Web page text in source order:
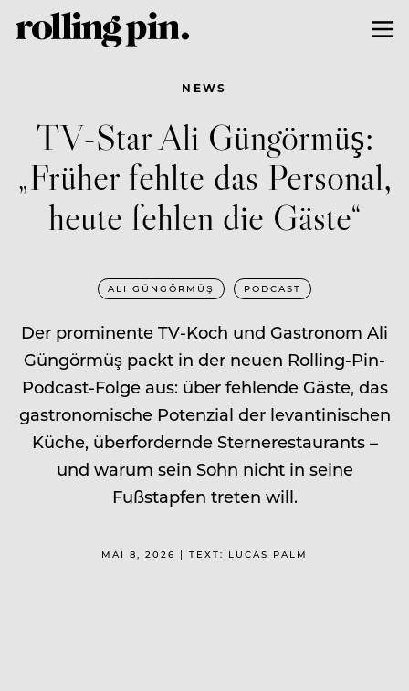
NEWS
TV-Star Ali Güngörmüş:
„Früher fehlte das Personal,
heute fehlen die Gäste“
ALI GÜNGÖRMÜŞ PODCAST
Der prominente TV-Koch und Gastronom Ali
Güngörmüş packt in der neuen Rolling-Pin-
Podcast-Folge aus: über fehlende Gäste, das
gastronomische Potenzial der levantinischen
Küche, überfordernde Sternerestaurants –
und warum sein Sohn nicht in seine
Fußstapfen treten will.
MAI 8, 2026 | TEXT: LUCAS PALM